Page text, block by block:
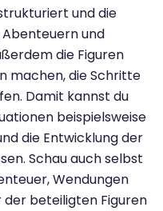
und die
Abenteuern und
die Figuren
machen, die Schritte
Damit kannst du
beispielsweise
die Entwicklung der
Schau auch selbst
Wendungen
der beteiligten Figuren